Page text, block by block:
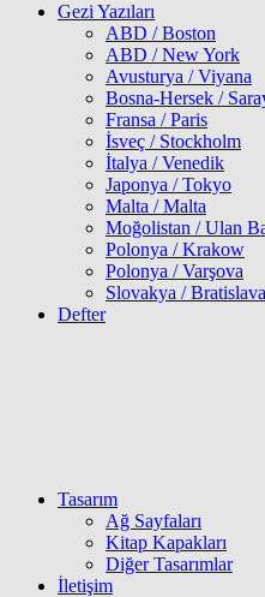
Gezi Yazıları
ABD / Boston
ABD / New York
Avusturya / Viyana
Bosna-Hersek /
Fransa / Paris
İsveç / Stockholm
İtalya / Venedik
Japonya / Tokyo
Malta / Malta
Moğolistan / Ulan
Polonya / Krakow
Polonya / Varşova
Slovakya / Bratislava
Defter
Tasarım
Ağ Sayfaları
Kitap Kapakları
Diğer Tasarımlar
İletişim